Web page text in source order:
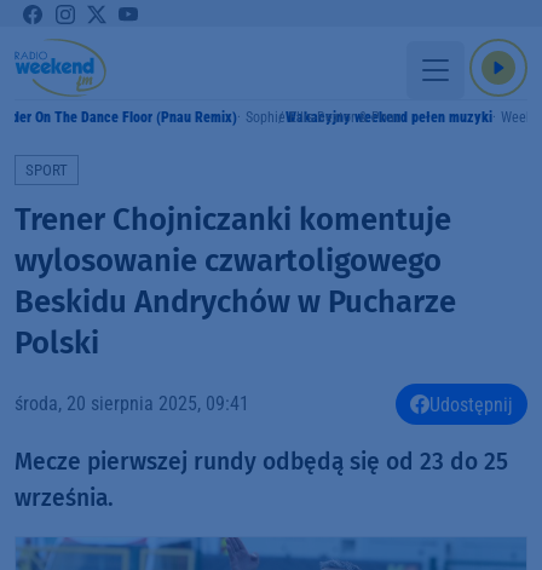
On The Dance Floor (Pnau Remix) Sophie Ellis-Bextor & Pnau
Wakacyjny weekend pełen muzyki
SPORT
Trener Chojniczanki komentuje
wylosowanie czwartoligowego
Beskidu Andrychów w Pucharze
Polski
środa, 20 sierpnia 2025, 09:41 Udostępnij
Mecze pierwszej rundy odbędą się od 23 do 25
września.